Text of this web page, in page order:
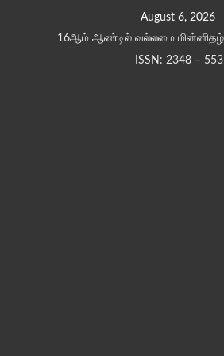
August 6, 2026
16ஆம் ஆண்டில் வல்லமை மின்னிதழ்
ISSN: 2348 –